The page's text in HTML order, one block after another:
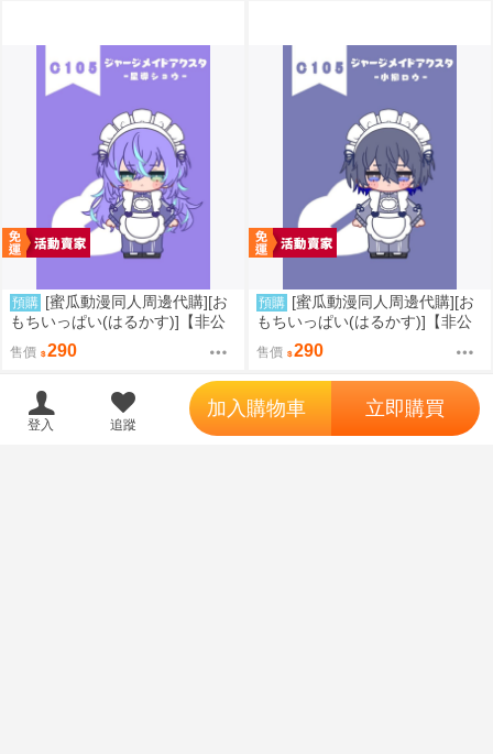
預購 [蜜瓜動漫同人周邊代購][お
もちいっぱい(はるかす)]【非公
式】星導ショウ【ジャージメイ
ドアクスタ】(彩虹社)(同人周邊)
售價 290
預購 [蜜瓜動漫同人周邊代購][お
もちいっぱい(はるかす)]【非公
式】小柳ロウ【ジャージメイド
アクスタ】(彩虹社)(同人周邊)
售價 290
登入 追蹤
加入購物車 立即購買